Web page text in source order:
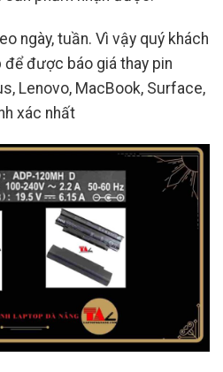
ngày, tuần. Vì vậy quý khách
được báo giá thay pin
Lenovo, MacBook, Surface,
xác nhất